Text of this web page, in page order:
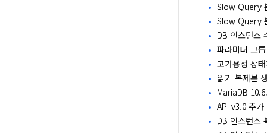
Slow Query
Slow Query
DB 인스턴스
파라미터 그
고가용성 상
읽기 복제본
MariaDB
API v3.0 추가
DB 인스턴스